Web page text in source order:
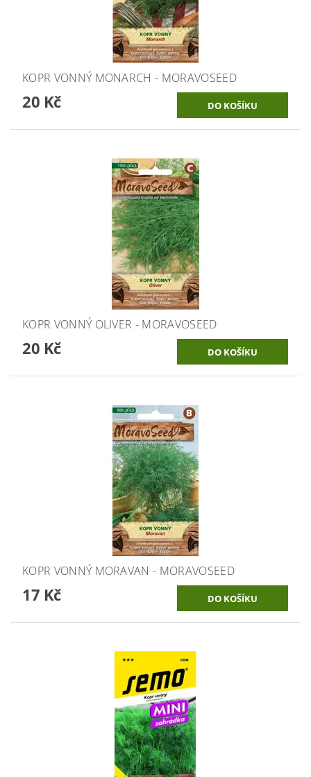
KOPR VONNÝ MONARCH - MORAVOSEED
20 Kč
KOPR VONNÝ OLIVER - MORAVOSEED
20 Kč
KOPR VONNÝ MORAVAN - MORAVOSEED
17 Kč